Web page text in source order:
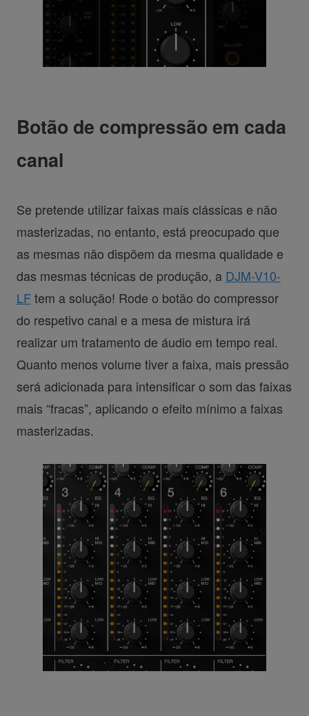
Botão de compressão em cada
canal
Se pretende utilizar faixas mais clássicas e não
masterizadas, no entanto, está preocupado que
as mesmas não dispõem da mesma qualidade e
das mesmas técnicas de produção, a DJM-V10-
LFtem a solução! Rode o botão do compressor
do respetivo canal e a mesa de mistura irá
realizar um tratamento de áudio em tempo real.
Quanto menos volume tiver a faixa, mais pressão
será adicionada para intensificar o som das faixas
mais “fracas”, aplicando o efeito mínimo a faixas
masterizadas.